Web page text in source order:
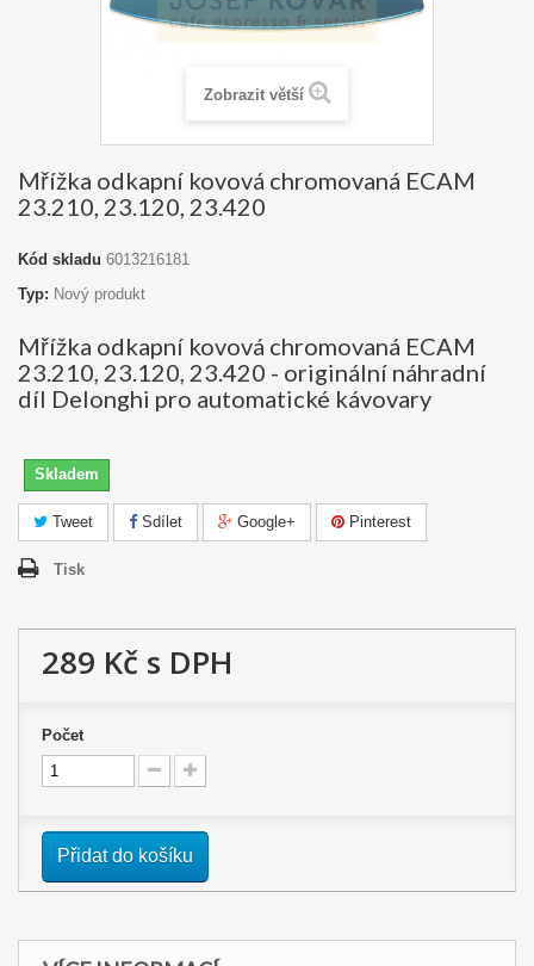
Zobrazit větší
Mřížka odkapní kovová chromovaná ECAM
23.210, 23.120, 23.420
Kód skladu 6013216181
Typ: Nový produkt
Mřížka odkapní kovová chromovaná ECAM
23.210, 23.120, 23.420 - originální náhradní
díl Delonghi pro automatické kávovary
Skladem
Tweet Sdílet Google+ Pinterest
Tisk
289 Kč s DPH
Počet
Přidat do košíku